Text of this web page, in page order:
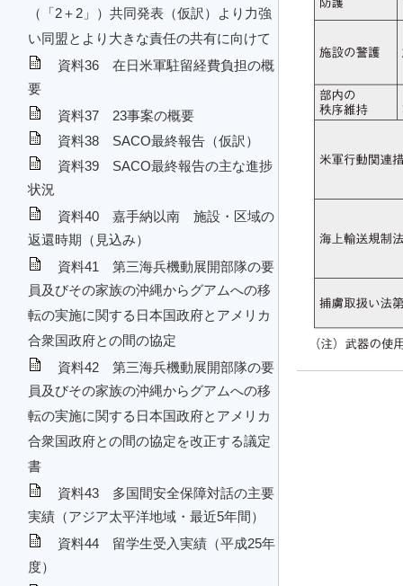
（「2＋2」）共同発表（仮訳）より力強
い同盟とより大きな責任の共有に向けて
資料36 在日米軍駐留経費負担の概
要
資料37 23事案の概要
資料38 SACO最終報告（仮訳）
資料39 SACO最終報告の主な進捗
状況
資料40 嘉手納以南 施設・区域の
返還時期（見込み）
資料41 第三海兵機動展開部隊の要
員及びその家族の沖縄からグアムへの移
転の実施に関する日本国政府とアメリカ
合衆国政府との間の協定
資料42 第三海兵機動展開部隊の要
員及びその家族の沖縄からグアムへの移
転の実施に関する日本国政府とアメリカ
合衆国政府との間の協定を改正する議定
書
資料43 多国間安全保障対話の主要
実績（アジア太平洋地域・最近5年間）
資料44 留学生受入実績（平成25年
度）